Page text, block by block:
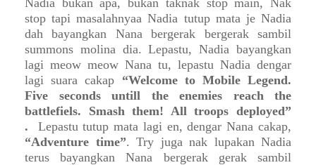
stop tapi masalahnyaa Nadia tutup mata je Nadia
dah bayangkan Nana bergerak bergerak sambil
summons molina dia. Lepastu, Nadia bayangkan
lagi meow meow Nana tu, lepastu Nadia dengar
lagi suara cakap “Welcome to Mobile Legend.
Five seconds untill the enemies reach the
battlefiels. Smash them! All troops deployed”
.
Lepastu tutup mata lagi en, dengar Nana cakap,
“Adventure time”. Try juga nak lupakan Nadia
terus bayangkan Nana bergerak gerak sambil